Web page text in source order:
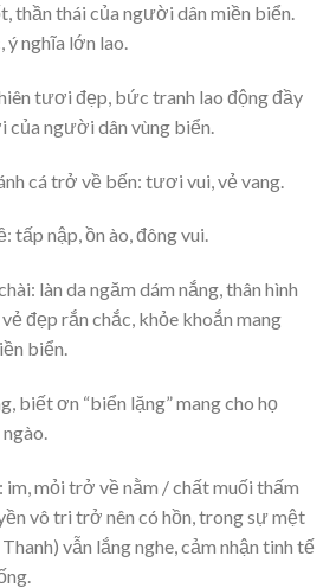
thần thái của người dân miền biển.
ý nghĩa lớn lao.
tươi đẹp, bức tranh lao động đầy
của người dân vùng biển.
cá trở về bến: tươi vui, vẻ vang.
tấp nập, ồn ào, đông vui.
làn da ngăm dám nắng, thân hình
đẹp rắn chắc, khỏe khoắn mang
biển.
biết ơn “biển lặng” mang cho họ
im, mỏi trở về nằm / chất muối thấm
vô tri trở nên có hồn, trong sự mệt
vẫn lắng nghe, cảm nhận tinh tế